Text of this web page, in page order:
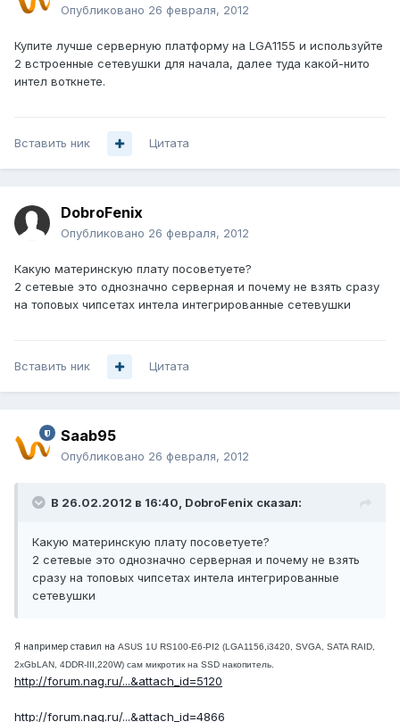
Опубликовано 26 февраля, 2012
Купите лучше серверную платформу на LGA1155 и используйте
2 встроенные сетевушки для начала, далее туда какой-нито
интел воткнете.
Вставить ник Цитата
DobroFenix
Опубликовано 26 февраля, 2012
Какую материнскую плату посоветуете?
2 сетевые это однозначно серверная и почему не взять сразу
на топовых чипсетах интела интегрированные сетевушки
Вставить ник Цитата
Saab95
Опубликовано 26 февраля, 2012
В 26.02.2012 в 16:40, DobroFenix сказал:
Какую материнскую плату посоветуете?
2 сетевые это однозначно серверная и почему не взять
сразу на топовых чипсетах интела интегрированные
сетевушки
Я например ставил на ASUS 1U RS100-E6-PI2 (LGA1156,i3420, SVGA, SATA RAID,
2xGbLAN, 4DDR-III,220W) сам микротик на SSD накопитель.
http://forum.nag.ru/...&attach_id=5120
http://forum.nag.ru/...&attach_id=4866